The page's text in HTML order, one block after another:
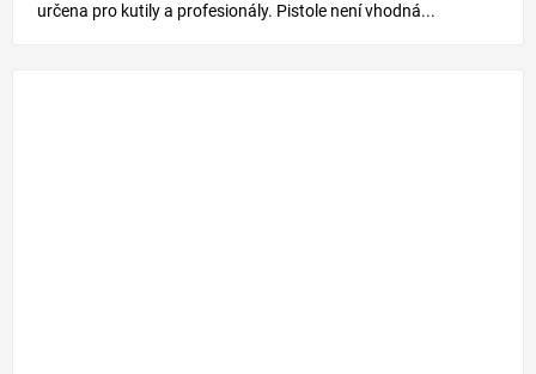
určena pro kutily a profesionály. Pistole není vhodná...